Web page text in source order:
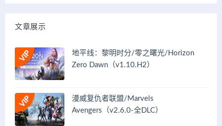
文章展示
地平线：黎明时分/零之曙光/Horizon
Zero Dawn（v1.10.H2）
漫威复仇者联盟/Marvels
Avengers（v2.6.0-全DLC）